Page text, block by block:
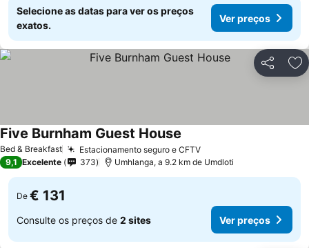
Selecione as datas para ver os preços
exatos.
Ver preços
Partilhar
Bed & Breakfast Estacionamento seguro e CFTVVer preços
Five Burnham Guest House
9,1 Excelente 373 Umhlanga, a 9.2 km de Umdloti
De € 131
Consulte os preços de 2 sites Ver preços